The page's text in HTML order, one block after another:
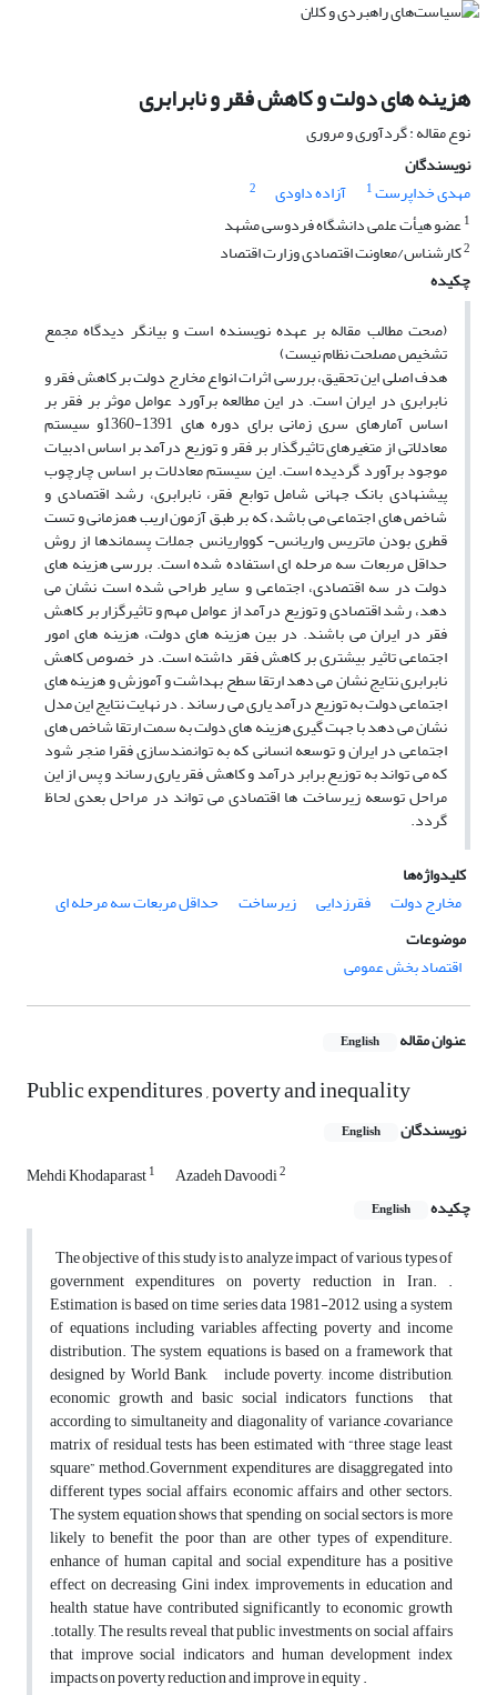
هزینه های دولت و کاهش فقر و نابرابری
نوع مقاله : گردآوری و مروری
نویسندگان
مهدی خداپرست1 آزاده داودی
2
1عضو هیأت علمی دانشگاه فردوسی مشهد
2کارشناس/معاونت اقتصادی وزارت اقتصاد
چکیده
(صحت مطالب مقاله بر عهده نویسنده است و بیانگر دیدگاه مجمع
تشخیص مصلحت نظام نیست)
هدف اصلی این تحقیق، بررسی اثرات انواع مخارج دولت بر کاهش فقر و
نابرابری در ایران است. در این مطالعه برآورد عوامل موثر بر فقر بر
اساس آمارهای سری زمانی برای دوره های 1391-1360و سیستم
معادلاتی از متغیرهای تاثیرگذار بر فقر و توزیع درآمد بر اساس ادبیات
موجود برآورد گردیده است. این سیستم معادلات بر اساس چارچوب
پیشنهادی بانک جهانی شامل توابع فقر، نابرابری، رشد اقتصادی و
شاخص های اجتماعی می باشد، که بر طبق آزمون اریب همزمانی و تست
قطری بودن ماتریس واریانس- کوواریانس جملات پسماندها از روش
حداقل مربعات سه مرحله ای استفاده شده است. بررسی هزینه های
دولت در سه اقتصادی، اجتماعی و سایر طراحی شده است نشان می
دهد، رشد اقتصادی و توزیع درآمد از عوامل مهم و تاثیرگزار بر کاهش
فقر در ایران می باشند. در بین هزینه های دولت، هزینه های امور
اجتماعی تاثیر بیشتری بر کاهش فقر داشته است. در خصوص کاهش
نابرابری نتایج نشان می دهد ارتقا سطح بهداشت و آموزش و هزینه های
اجتماعی دولت به توزیع درآمد یاری می رساند . در نهایت نتایج این مدل
نشان می دهد با جهت گیری هزینه های دولت به سمت ارتقا شاخص های
اجتماعی در ایران و توسعه انسانی که به توانمندسازی فقرا منجر شود
که می تواند به توزیع برابر درآمد و کاهش فقر یاری رساند و پس از این
مراحل توسعه زیرساخت ها اقتصادی می تواند در مراحل بعدی لحاظ
گردد.
کلیدواژه‌ها
مخارج دولت
فقرزدایی زیرساخت
حداقل مربعات سه مرحله ای
موضوعات
اقتصاد بخش عمومی
عنوان مقاله English
Public expenditures , poverty and inequality
نویسندگان English
Mehdi Khodaparast1 Azadeh Davoodi2
چکیده English
The objective of this study is to analyze impact of various types of
government expenditures on poverty reduction in Iran. .
Estimation is based on time series data 1981-2012, using a system
of equations including variables affecting poverty and income
distribution. The system equations is based on a framework that
designed by World Bank, include poverty, income distribution,
economic growth and basic social indicators functions that
according to simultaneity and diagonality of variance –covariance
matrix of residual tests has been estimated with “three stage least
square” method.Government expenditures are disaggregated into
different types social affairs, economic affairs and other sectors.
The system equation shows that spending on social sectors is more
likely to benefit the poor than are other types of expenditure.
enhance of human capital and social expenditure has a positive
effect on decreasing Gini index, improvements in education and
health statue have contributed significantly to economic growth
.totally, The results reveal that public investments on social affairs
that improve social indicators and human development index
impacts on poverty reduction and improve in equity .